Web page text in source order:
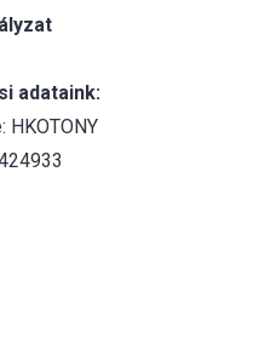
adataink:
HKOTONY